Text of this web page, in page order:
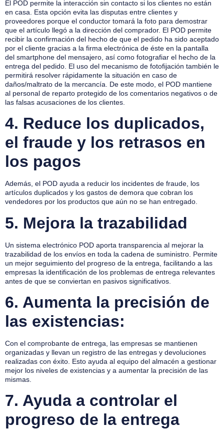
El POD permite la interacción sin contacto si los clientes no están
en casa. Esta opción evita las disputas entre clientes y
proveedores porque el conductor tomará la foto para demostrar
que el artículo llegó a la dirección del comprador. El POD permite
recibir la confirmación del hecho de que el pedido ha sido aceptado
por el cliente gracias a la firma electrónica de éste en la pantalla
del smartphone del mensajero, así como fotografiar el hecho de la
entrega del pedido. El uso del mecanismo de fotofijación también le
permitirá resolver rápidamente la situación en caso de
daños/maltrato de la mercancía. De este modo, el POD mantiene
al personal de reparto protegido de los comentarios negativos o de
las falsas acusaciones de los clientes.
4. Reduce los duplicados,
el fraude y los retrasos en
los pagos
Además, el POD ayuda a reducir los incidentes de fraude, los
artículos duplicados y los gastos de demora que cobran los
vendedores por los productos que aún no se han entregado.
5. Mejora la trazabilidad
Un sistema electrónico POD aporta transparencia al mejorar la
trazabilidad de los envíos en toda la cadena de suministro. Permite
un mejor seguimiento del progreso de la entrega, facilitando a las
empresas la identificación de los problemas de entrega relevantes
antes de que se conviertan en pasivos significativos.
6. Aumenta la precisión de
las existencias:
Con el comprobante de entrega, las empresas se mantienen
organizadas y llevan un registro de las entregas y devoluciones
realizadas con éxito. Esto ayuda al equipo del almacén a gestionar
mejor los niveles de existencias y a aumentar la precisión de las
mismas.
7. Ayuda a controlar el
progreso de la entrega